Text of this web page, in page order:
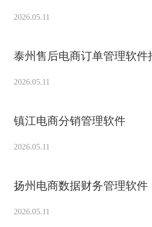
2026.05.11
泰州售后电商订单管理软件
2026.05.11
镇江电商分销管理软件
2026.05.11
扬州电商数据财务管理软件
2026.05.11